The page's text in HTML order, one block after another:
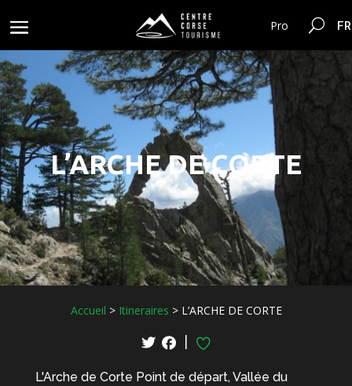
Pro
L’ARCHE DE CORTE
Accueil > Itineraires > L’ARCHE DE CORTE
|
L'Arche de Corte Point de départ, Vallée du